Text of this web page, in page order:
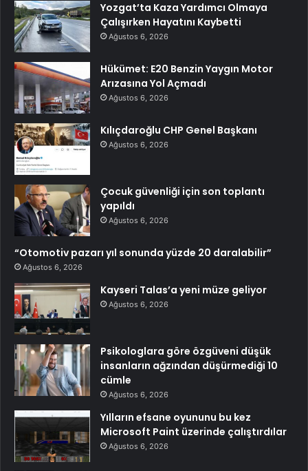
Yozgat’ta Kaza Yardımcı Olmaya
Çalışırken Hayatını Kaybetti
Ağustos 6, 2026
Hükümet: E20 Benzin Yaygın Motor
Arızasına Yol Açmadı
Ağustos 6, 2026
Kılıçdaroğlu CHP Genel Başkanı
Ağustos 6, 2026
Çocuk güvenliği için son toplantı
yapıldı
Ağustos 6, 2026
“Otomotiv pazarı yıl sonunda yüzde 20 daralabilir”
Ağustos 6, 2026
Kayseri Talas’a yeni müze geliyor
Ağustos 6, 2026
Psikologlara göre özgüveni düşük
insanların ağzından düşürmediği 10
cümle
Ağustos 6, 2026
Yılların efsane oyununu bu kez
Microsoft Paint üzerinde çalıştırdılar
Ağustos 6, 2026